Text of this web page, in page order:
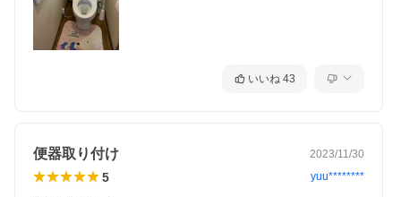
いいね 43
便器取り付け 2023/11/30
5 yuu********